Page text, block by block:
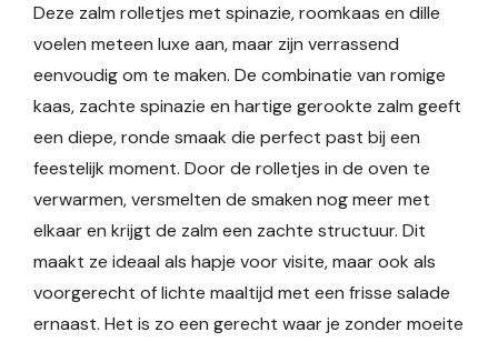
Deze zalm rolletjes met spinazie, roomkaas en dille
voelen meteen luxe aan, maar zijn verrassend
eenvoudig om te maken. De combinatie van romige
kaas, zachte spinazie en hartige gerookte zalm geeft
een diepe, ronde smaak die perfect past bij een
feestelijk moment. Door de rolletjes in de oven te
verwarmen, versmelten de smaken nog meer met
elkaar en krijgt de zalm een zachte structuur. Dit
maakt ze ideaal als hapje voor visite, maar ook als
voorgerecht of lichte maaltijd met een frisse salade
ernaast. Het is zo een gerecht waar je zonder moeite